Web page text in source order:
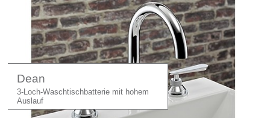
Dean
3-Loch-Waschtischbatterie mit hohem
Auslauf